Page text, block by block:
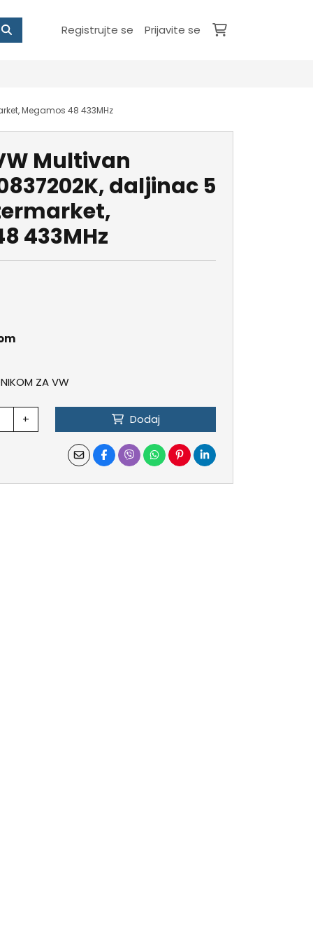
Registrujte se Prijavite se
Megamos 48 433MHz
Multivan
daljinac 5
433MHz
ZA VW
+ Dodaj